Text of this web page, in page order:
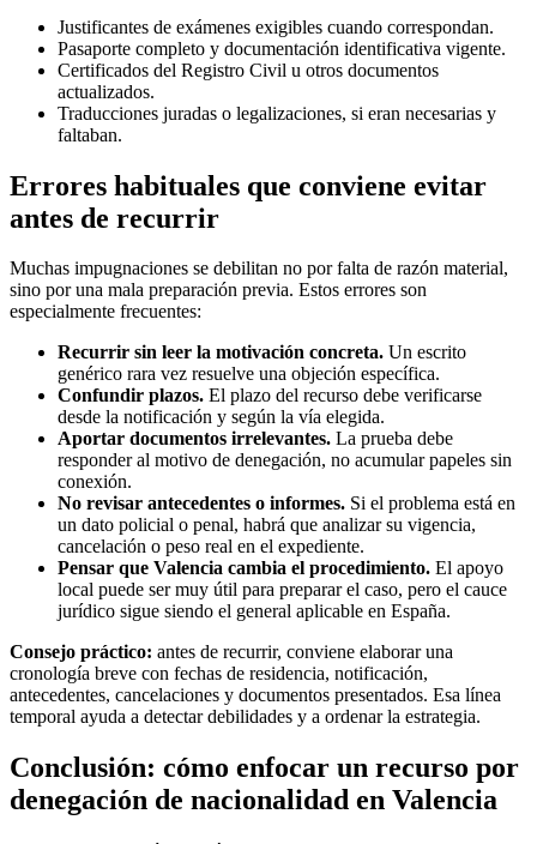
Justificantes de exámenes exigibles cuando correspondan.
Pasaporte completo y documentación identificativa vigente.
Certificados del Registro Civil u otros documentos
actualizados.
Traducciones juradas o legalizaciones, si eran necesarias y
faltaban.
Errores habituales que conviene evitar
antes de recurrir
Muchas impugnaciones se debilitan no por falta de razón material,
sino por una mala preparación previa. Estos errores son
especialmente frecuentes:
Recurrir sin leer la motivación concreta. Un escrito
genérico rara vez resuelve una objeción específica.
Confundir plazos. El plazo del recurso debe verificarse
desde la notificación y según la vía elegida.
Aportar documentos irrelevantes. La prueba debe
responder al motivo de denegación, no acumular papeles sin
conexión.
No revisar antecedentes o informes. Si el problema está en
un dato policial o penal, habrá que analizar su vigencia,
cancelación o peso real en el expediente.
Pensar que Valencia cambia el procedimiento. El apoyo
local puede ser muy útil para preparar el caso, pero el cauce
jurídico sigue siendo el general aplicable en España.
Consejo práctico: antes de recurrir, conviene elaborar una
cronología breve con fechas de residencia, notificación,
antecedentes, cancelaciones y documentos presentados. Esa línea
temporal ayuda a detectar debilidades y a ordenar la estrategia.
Conclusión: cómo enfocar un recurso por
denegación de nacionalidad en Valencia